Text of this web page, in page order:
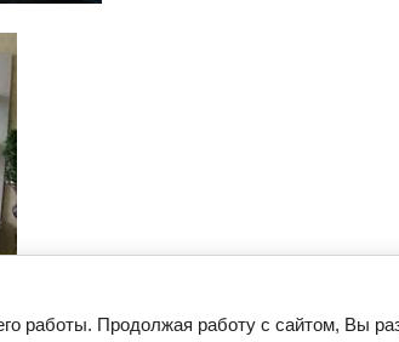
работы. Продолжая работу с сайтом, Вы